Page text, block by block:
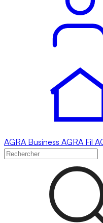
AGRA Business AGRA Fil